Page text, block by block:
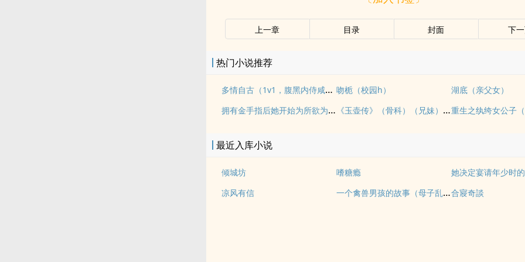
上一章 目录 封面 下
热门小说推荐
多情自古（1v1，腹黑内侍咸鱼皇后） 吻栀（校园h） 湖底（亲父女）
拥有金手指后她开始为所欲为（nph） 《玉壶传》（骨科）（兄妹）（np）重生之纨绔女公子（
最近入库小说
倾城坊 嗜糖瘾
凉风有信 一个禽兽男孩的故事（母子乱伦）合寢奇談